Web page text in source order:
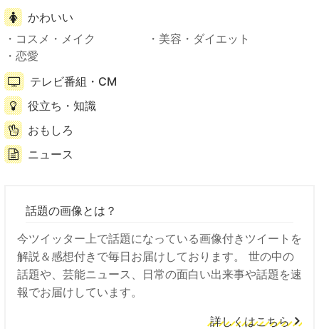
かわいい
コスメ・メイク
美容・ダイエット
恋愛
テレビ番組・CM
役立ち・知識
おもしろ
ニュース
話題の画像とは？
今ツイッター上で話題になっている画像付きツイートを
解説＆感想付きで毎日お届けしております。 世の中の
話題や、芸能ニュース、日常の面白い出来事や話題を速
報でお届けしています。
詳しくはこちら